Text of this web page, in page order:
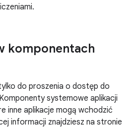
komponentach
do proszenia o dostęp do
systemowe aplikacji
inne aplikacje mogą wchodzić
informacji znajdziesz na stronie